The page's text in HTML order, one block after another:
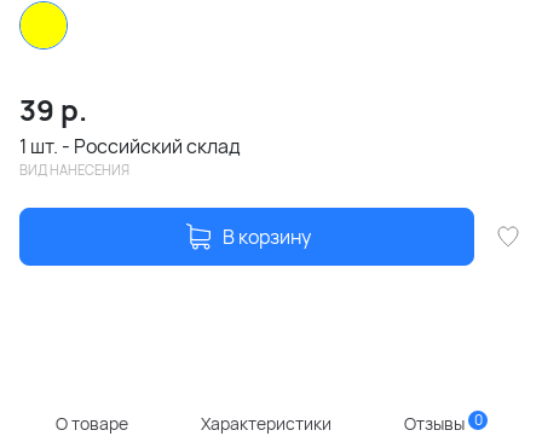
39 р.
1 шт. - Российский склад
ВИД НАНЕСЕНИЯ
В корзину
О товаре Характеристики Отзывы 0